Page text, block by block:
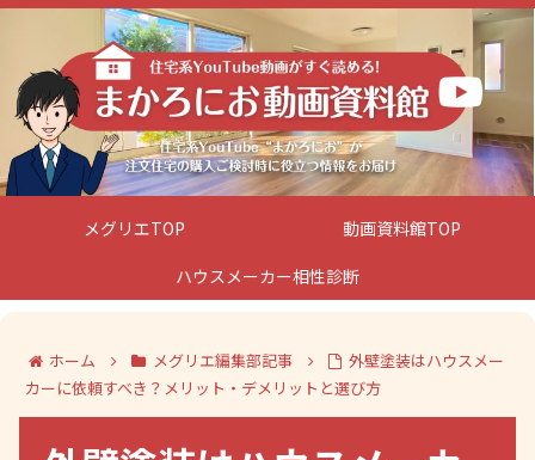
メグリエTOP
動画資料館TOP
ハウスメーカー相性診断
ホーム メグリエ編集部記事
外壁塗装はハウスメー
カーに依頼すべき？メリット・デメリットと選び方